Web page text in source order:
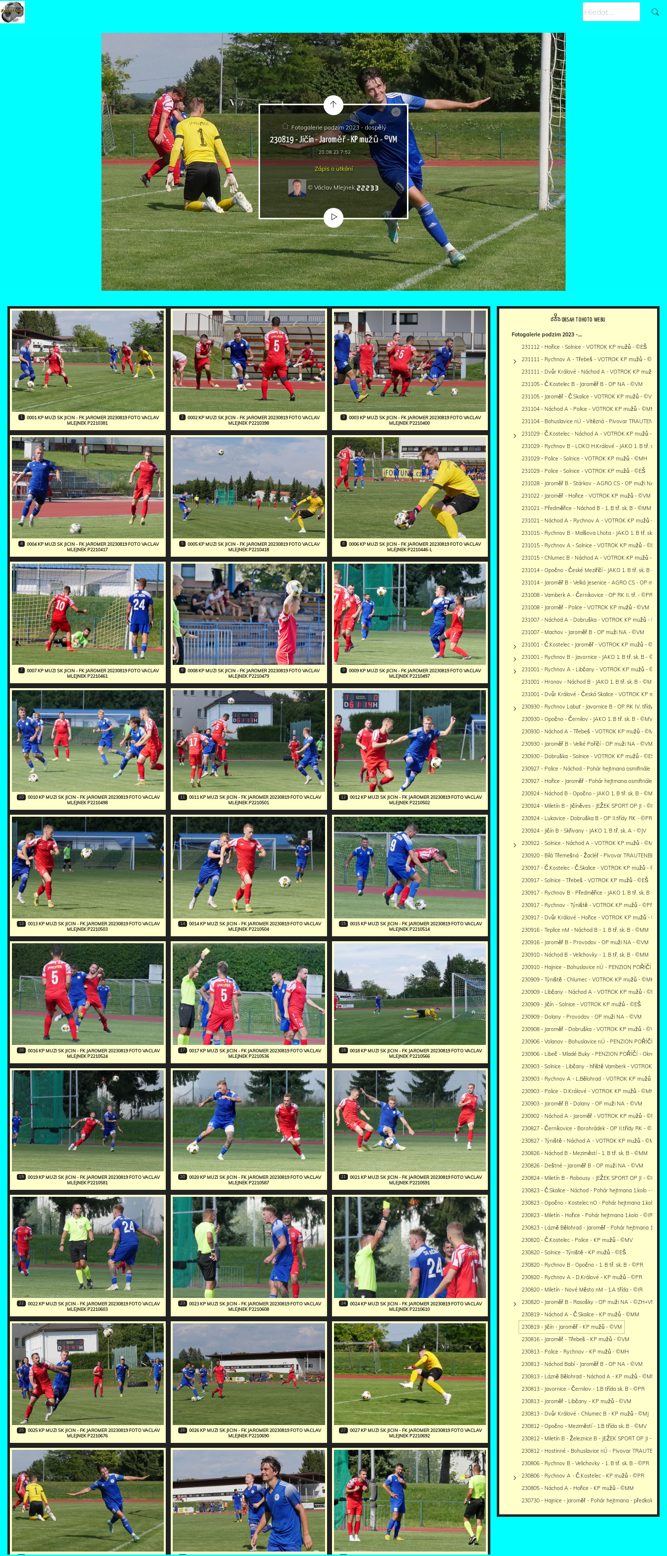
Fotogalerie podzim 2023 - dospělý
230819 - Jičín - Jaroměř - KP mužů - ©VM
20.08.23 7:52
Zápis o utkání
© Václav Mlejnek
1
0001 KP MUZI SK JICIN - FK JAROMER 20230819 FOTO VACLAV
MLEJNEK P2210381
2
0002 KP MUZI SK JICIN - FK JAROMER 20230819 FOTO VACLAV
MLEJNEK P2210398
3
0003 KP MUZI SK JICIN - FK JAROMER 20230819 FOTO VACLAV
MLEJNEK P2210400
4
0004 KP MUZI SK JICIN - FK JAROMER 20230819 FOTO VACLAV
MLEJNEK P2210417
5
0005 KP MUZI SK JICIN - FK JAROMER 20230819 FOTO VACLAV
MLEJNEK P2210418
6
0006 KP MUZI SK JICIN - FK JAROMER 20230819 FOTO VACLAV
MLEJNEK P2210446-L
7
0007 KP MUZI SK JICIN - FK JAROMER 20230819 FOTO VACLAV
MLEJNEK P2210461
8
0008 KP MUZI SK JICIN - FK JAROMER 20230819 FOTO VACLAV
MLEJNEK P2210479
9
0009 KP MUZI SK JICIN - FK JAROMER 20230819 FOTO VACLAV
MLEJNEK P2210497
10
0010 KP MUZI SK JICIN - FK JAROMER 20230819 FOTO VACLAV
MLEJNEK P2210498
11
0011 KP MUZI SK JICIN - FK JAROMER 20230819 FOTO VACLAV
MLEJNEK P2210501
12
0012 KP MUZI SK JICIN - FK JAROMER 20230819 FOTO VACLAV
MLEJNEK P2210502
13
0013 KP MUZI SK JICIN - FK JAROMER 20230819 FOTO VACLAV
MLEJNEK P2210503
14
0014 KP MUZI SK JICIN - FK JAROMER 20230819 FOTO VACLAV
MLEJNEK P2210504
15
0015 KP MUZI SK JICIN - FK JAROMER 20230819 FOTO VACLAV
MLEJNEK P2210514
16
0016 KP MUZI SK JICIN - FK JAROMER 20230819 FOTO VACLAV
MLEJNEK P2210524
17
0017 KP MUZI SK JICIN - FK JAROMER 20230819 FOTO VACLAV
MLEJNEK P2210536
18
0018 KP MUZI SK JICIN - FK JAROMER 20230819 FOTO VACLAV
MLEJNEK P2210566
19
0019 KP MUZI SK JICIN - FK JAROMER 20230819 FOTO VACLAV
MLEJNEK P2210581
20
0020 KP MUZI SK JICIN - FK JAROMER 20230819 FOTO VACLAV
MLEJNEK P2210587
21
0021 KP MUZI SK JICIN - FK JAROMER 20230819 FOTO VACLAV
MLEJNEK P2210591
22
0022 KP MUZI SK JICIN - FK JAROMER 20230819 FOTO VACLAV
MLEJNEK P2210603
23
0023 KP MUZI SK JICIN - FK JAROMER 20230819 FOTO VACLAV
MLEJNEK P2210608
24
0024 KP MUZI SK JICIN - FK JAROMER 20230819 FOTO VACLAV
MLEJNEK P2210610
25
0025 KP MUZI SK JICIN - FK JAROMER 20230819 FOTO VACLAV
MLEJNEK P2210676
26
0026 KP MUZI SK JICIN - FK JAROMER 20230819 FOTO VACLAV
MLEJNEK P2210690
27
0027 KP MUZI SK JICIN - FK JAROMER 20230819 FOTO VACLAV
MLEJNEK P2210692
OBSAH TOHOTO WEBU
Fotogalerie podzim 2023 -…
231112 - Hořice - Solnice - VOTROK KP mužů - ©EŠ
231111 - Rychnov A - Třebeš - VOTROK KP mužů - ©PR
231111 - Dvůr Králové - Náchod A - VOTROK KP mužů -
231105 - Č.Kostelec B - Jaroměř B - OP NA - ©VM
231105 - Jaroměř - Č.Skalice - VOTROK KP mužů - ©VM
231104 - Náchod A - Police - VOTROK KP mužů - ©MM
231104 - Bohuslavice nÚ - Vítězná - Pivovar
231029 - Č.Kostelec - Náchod A - VOTROK KP mužů -
231029 - Rychnov B - LOKO H.Králové - JAKO 1. B tř. sk. B
231029 - Police - Solnice - VOTROK KP mužů - ©MH
231029 - Police - Solnice - VOTROK KP mužů - ©EŠ
231028 - Jaroměř B - Stárkov - AGRO CS - OP muži NA -
231022 - Jaroměř - Hořice - VOTROK KP mužů - ©VM
231021 - Předměřice - Náchod B - 1. B tř. sk. B - ©MM
231021 - Náchod A - Rychnov A - VOTROK KP mužů - ©MM
231015 - Rychnov B - Malšova Lhota - JAKO 1. B tř. sk. B -
231015 - Rychnov A - Solnice - VOTROK KP mužů - ©EŠ
231015 - Chlumec B - Náchod A - VOTROK KP mužů - ©MM
231014 - Opočno - České Meziříčí - JAKO 1. B tř. sk. B - ©MK
231014 - Jaroměř B - Velká Jesenice - AGRO CS - OP muži
231008 - Vamberk A - Černíkovice - OP RK II. tř. - ©PR
231008 - Jaroměř - Police - VOTROK KP mužů - ©VM
231007 - Náchod A - Dobruška - VOTROK KP mužů - ©MM
231007 - Machov - Jaroměř B - OP muži NA - ©VM
231001 - Č.Kostelec - Jaroměř - VOTROK KP mužů -
231001 - Rychnov B - Javornice - JAKO 1. B tř. sk. B - ©PR
231001 - Rychnov A - Libčany - VOTROK KP mužů - ©PR
231001 - Hronov - Náchod B - JAKO 1. B tř. sk. B - ©MM
231001 - Dvůr Králové - Česká Skalice - VOTROK KP mužů
230930 - Rychnov Labuť - Javornice B - OP RK IV. třídy -
230930 - Opočno - Černilov - JAKO 1. B tř. sk. B - ©MV
230930 - Náchod A - Třebeš - VOTROK KP mužů - ©MM
230930 - Jaroměř B - Velké Poříčí - OP muži NA - ©VM
230930 - Dobruška - Solnice - VOTROK KP mužů - ©EŠ
230927 - Police - Náchod - Pohár hejtmana osmifinále -
230927 - Hořice - Jaroměř - Pohár hejtmana osmifinále -
230924 - Náchod B - Opočno - JAKO 1. B tř. sk. B - ©MV
230924 - Miletín B - Jičíněves - JEŽEK SPORT OP JI - ©IR
230924 - Lukavice - Dobruška B - OP II.třídy RK - ©PR
230924 - Jičín B - Skřivany - JAKO 1. B tř. sk. A - ©JV
230922 - Solnice - Náchod A - VOTROK KP mužů - ©MM+EŠ
230920 - Bílá Třemešná - Žacléř - Pivovar TRAUTENBERK
230917 - Č.Kostelec - Č.Skalice - VOTROK KP mužů - ©MV
230917 - Solnice - Třebeš - VOTROK KP mužů - ©EŠ
230917 - Rychnov B - Předměřice - JAKO 1. B tř. sk. B - ©PR
230917 - Rychnov - Týniště - VOTROK KP mužů - ©PR
230917 - Dvůr Králové - Hořice - VOTROK KP mužů - ©RJ
230916 - Teplice nM - Náchod B - 1. B tř. sk. B - ©MM
230916 - Jaroměř B - Provodov - OP muži NA - ©VM
230910 - Náchod B - Velichovky - 1. B tř. sk. B - ©MM
230910 - Hajnice - Bohuslavice nÚ - PENZION POŘÍČÍ -
230909 - Týniště - Chlumec - VOTROK KP mužů - ©MK
230909 - Libčany - Náchod A - VOTROK KP mužů - ©MM
230909 - Jičín - Solnice - VOTROK KP mužů - ©EŠ
230909 - Dolany - Provodov - OP muži NA - ©VM
230908 - Jaroměř - Dobruška - VOTROK KP mužů - ©VM
230906 - Volanov - Bohuslavice nÚ - PENZION POŘÍČÍ -
230906 - Libeč - Mladé Buky - PENZION POŘÍČÍ - Okresní
230903 - Solnice - Libčany - hřiště Vamberk - VOTROK KP
230903 - Rychnov A - L.Bělohrad - VOTROK KP mužů - ©PR
230903 - Police - D.Králové - VOTROK KP mužů - ©MH
230903 - Jaroměř B - Dolany - OP muži NA - ©VM
230902 - Náchod A - Jaroměř - VOTROK KP mužů - ©MM
230827 - Černíkovice - Borohrádek - OP II.třídy RK - ©PR
230827 - Týniště - Náchod A - VOTROK KP mužů - ©MM
230826 - Náchod B - Meziměstí - 1. B tř. sk. B - ©MM
230826 - Deštné - Jaroměř B - OP muži NA - ©VM
230824 - Miletín B - Robousy - JEŽEK SPORT OP JI - ©IR
230823 - Č.Skalice - Náchod - Pohár hejtmana 1.kolo - ©MM
230823 - Opočno - Kostelec nO - Pohár hejtmana 1.kolo -
230823 - Miletín - Hořice - Pohár hejtmana 1.kolo - ©IR
230823 - Lázně Bělohrad - Jaroměř - Pohár hejtmana 1.kolo
230820 - Č.Kostelec - Police - KP mužů - ©MV
230820 - Solnice - Týniště - KP mužů - ©EŠ
230820 - Rychnov B - Opočno - 1. B tř. sk. B - ©PR
230820 - Rychnov A - D.Králové - KP mužů - ©PR
230820 - Miletín - Nové Město nM - 1.A třída - ©IR
230820 - Jaroměř B - Rasošky - OP muži NA - ©ZH+VM
230819 - Náchod A - Č.Skalice - KP mužů - ©MM
230819 - Jičín - Jaroměř - KP mužů - ©VM
230816 - Jaroměř - Třebeš - KP mužů - ©VM
230813 - Police - Rychnov - KP mužů - ©MH
230813 - Náchod Babí - Jaroměř B - OP NA - ©VM
230813 - Lázně Bělohrad - Náchod A - KP mužů - ©MM
230813 - Javornice - Černilov - 1.B třída sk. B - ©PR
230813 - Jaroměř - Libčany - KP mužů - ©VM
230813 - Dvůr Králové - Chlumec B - KP mužů - ©MJ
230812 - Opočno - Meziměstí - 1.B třída sk. B - ©MV
230812 - Miletín B - Železnice B - JEŽEK SPORT OP JI - ©IR
230812 - Hostinné - Bohuslavice nÚ - Pivovar
230806 - Rychnov B - Velichovky - 1. B tř. sk. B - ©PR
230806 - Rychnov A - Č.Kostelec - KP mužů - ©PR
230805 - Náchod A - Hořice - KP mužů - ©MM
230730 - Hajnice - Jaroměř - Pohár hejtmana - předkolo -